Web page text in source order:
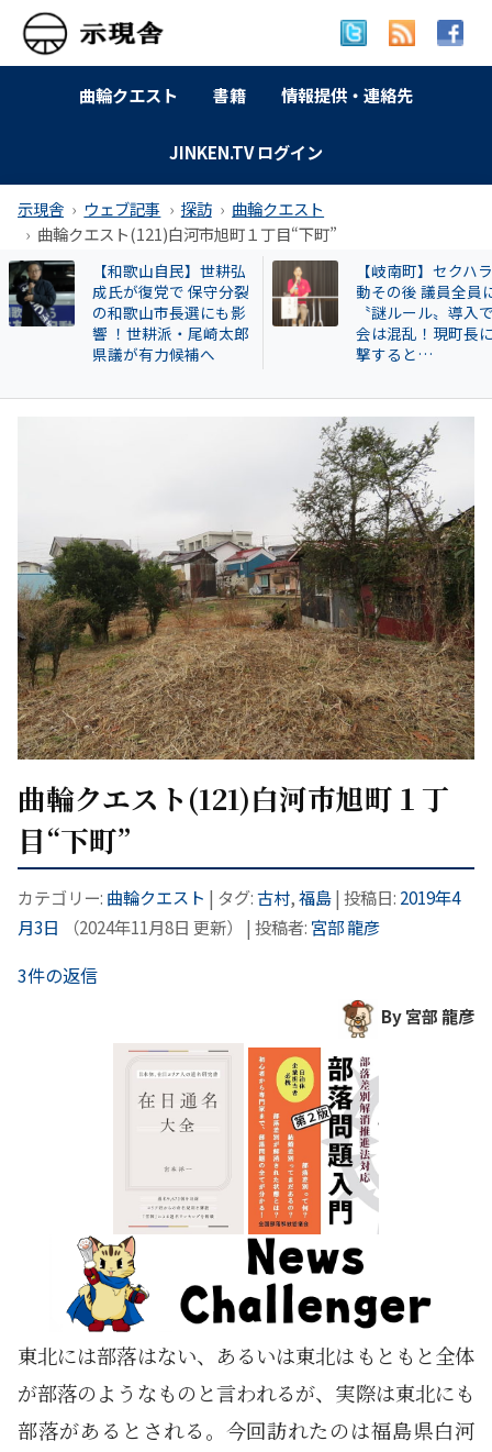
曲輪クエスト 書籍 情報提供・連絡先
JINKEN.TV ログイン
示現舎 ウェブ記事 探訪
曲輪クエスト
曲輪クエスト(121)白河市旭町１丁目“下町”
【岐南町】セクハラ騒
動その後 議員全員に
〝謎ルール〟導入で議
会は混乱！現町長に直
撃すると…
広澤克実氏が新社
「安倍元首相暗殺
件」で辞職した奈
本部長が再就職し
HESTA大倉に異変
曲輪クエスト(121)白河市旭町１丁
目“下町”
カテゴリー: 曲輪クエスト | タグ:古村,福島| 投稿日: 2019年4
月3日
（2024年11月8日 更新） | 投稿者: 宮部 龍彦
3件の返信
By 宮部 龍彦
東北には部落はない、あるいは東北はもともと全体
が部落のようなものと言われるが、実際は東北にも
部落があるとされる。今回訪れたのは福島県白河